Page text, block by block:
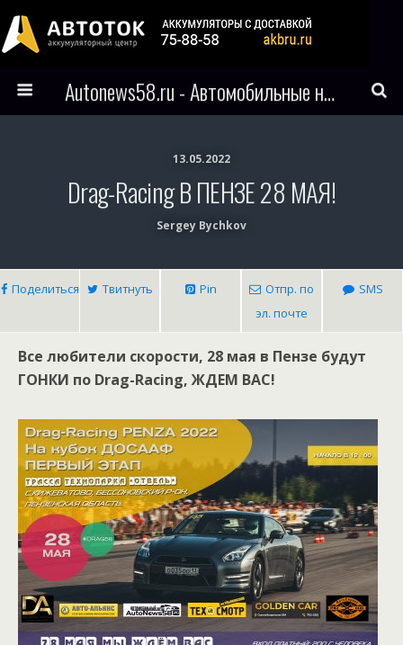
Autonews58.ru - Автомобильные новости Пензы и всего мира
13.05.2022
Drag-Racing В ПЕНЗЕ 28 МАЯ!
Sergey Bychkov
Поделиться Твитнуть Pin
Отпр. по
эл. почте
SMS
Все любители скорости, 28 мая в Пензе будут
ГОНКИ по Drag-Racing, ЖДЕМ ВАС!